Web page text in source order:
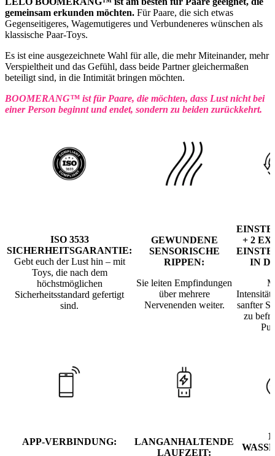
gemeinsam erkunden möchten. Für Paare, die sich etwas
Gegenseitigeres, Wagemutigeres und Verbundeneres wünschen als
klassische Paar-Toys.
Es ist eine ausgezeichnete Wahl für alle, die mehr Miteinander, mehr
Verspieltheit und das Gefühl, dass beide Partner gleichermaßen
beteiligt sind, in die Intimität bringen möchten.
BOOMERANG™ ist für Paare, die möchten, dass Lust nicht bei
einer Person beginnt und endet, sondern zu beiden zurückkehrt.
ISO 3533
SICHERHEITSGARANTIE:
Gebt euch der Lust hin – mit
Toys, die nach dem
höchstmöglichen
Sicherheitsstandard gefertigt
sind.
GEWUNDENE
SENSORISCHE
RIPPEN:
Sie leiten Empfindungen
über mehrere
Nervenenden weiter.
+ 2
IN
sanfter
zu
APP-VERBINDUNG:
LANGANHALTENDE
LAUFZEIT: